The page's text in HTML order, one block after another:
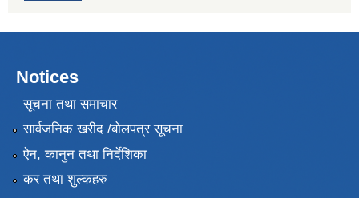
Notices
सूचना तथा समाचार
सार्वजनिक खरीद /बोलपत्र सूचना
ऐन, कानुन तथा निर्देशिका
कर तथा शुल्कहरु